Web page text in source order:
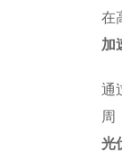
在
加
通
周
光